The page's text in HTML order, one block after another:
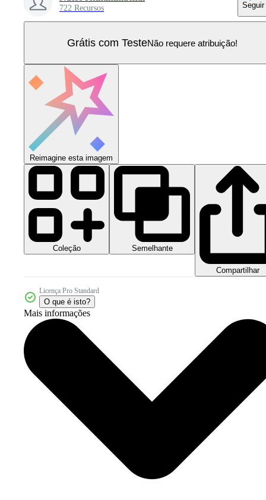
722 Recursos Seguir
Grátis com TesteNão requere atribuição!
Reimagine esta imagem
Coleção Semelhante
Compartilhar
Licença Pro Standard
O que é isto?
Mais informações